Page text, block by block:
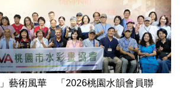
藝術風華 「2026桃園水韻會員聯